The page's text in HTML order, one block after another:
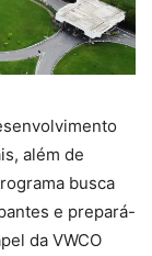
além de
busca
e prepará-
da VWCO